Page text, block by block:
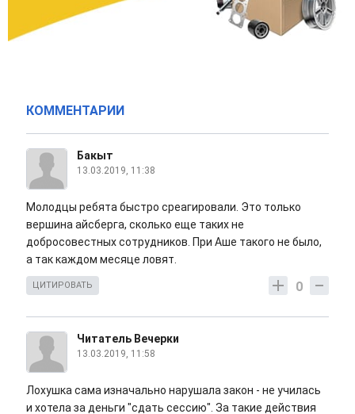
КОММЕНТАРИИ
Бакыт
13.03.2019, 11:38
Молодцы ребята быстро среагировали. Это только
вершина айсберга, сколько еще таких не
добросовестных сотрудников. При Аше такого не было,
а так каждом месяце ловят.
0
ЦИТИРОВАТЬ
Читатель Вечерки
13.03.2019, 11:58
Лохушка сама изначально нарушала закон - не училась
и хотела за деньги "сдать сессию". За такие действия